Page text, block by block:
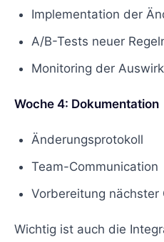
Implementation der
A/B-Tests neuer
Monitoring der
Woche 4: Dokumentation
Änderungsprotokoll
Team-Communication
Vorbereitung nächster
Wichtig ist auch die